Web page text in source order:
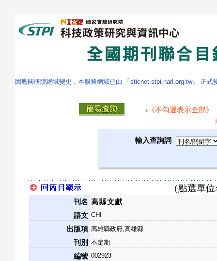
因應國研院網域變更，本服務網域已由 「sticnet.stpi.narl.org.tw」 正
《不勾選表示全部》
輸入查詢詞
（點選單
刊名 高縣文獻
語文 CHI
出版項 高雄縣政府,高雄縣
刊別 不定期
編號 002923